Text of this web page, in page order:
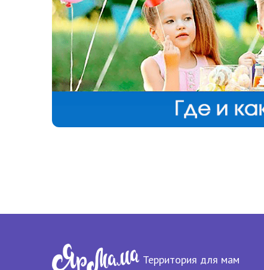
Территория для мам